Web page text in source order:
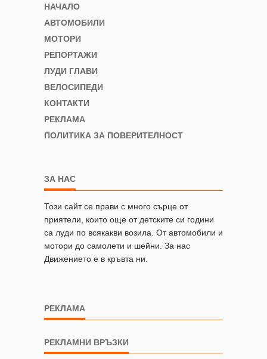
НАЧАЛО
АВТОМОБИЛИ
МОТОРИ
РЕПОРТАЖИ
ЛУДИ ГЛАВИ
ВЕЛОСИПЕДИ
КОНТАКТИ
РЕКЛАМА
ПОЛИТИКА ЗА ПОВЕРИТЕЛНОСТ
ЗА НАС
Този сайт се прави с много сърце от
приятели, които още от детските си години
са луди по всякакви возила. От автомобили и
мотори до самолети и шейни. За нас
Движението е в кръвта ни.
РЕКЛАМА
РЕКЛАМНИ ВРЪЗКИ